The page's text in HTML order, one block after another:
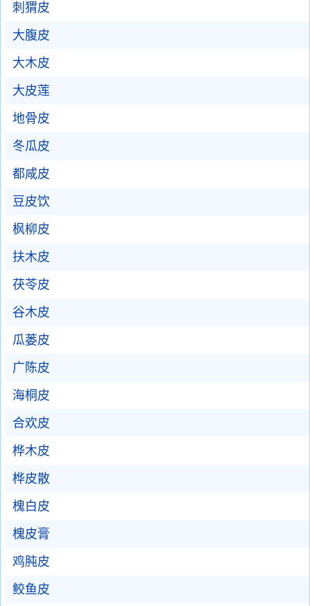
刺猬皮
大腹皮
大木皮
大皮莲
地骨皮
冬瓜皮
都咸皮
豆皮饮
枫柳皮
扶木皮
茯苓皮
谷木皮
瓜蒌皮
广陈皮
海桐皮
合欢皮
桦木皮
桦皮散
槐白皮
槐皮膏
鸡肫皮
鲛鱼皮